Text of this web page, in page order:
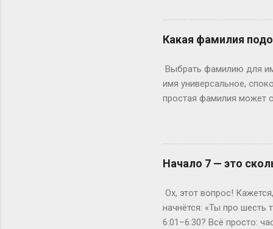
ролевая кухня Слово
ролевиков. Если раньше
они перекочевали в
взаимодействовать,
когда даже
постороннего), нужно
Какая фамилия
Выбрать фамилию для
имя универсальное,
простая фамилия может
подводит. Возьмем, к
Надежно, понятно,
или Паркер. Они
Джейн Карпентер
характеру глубины. Или
Начало 7 — это
Ох, этот вопрос!
начнётся: «Ты про шесть
6:01–6:30? Всё просто: